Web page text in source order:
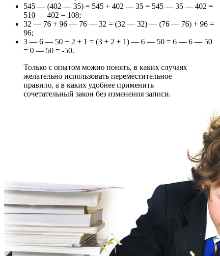
545 — (402 — 35) = 545 + 402 — 35 = 545 — 35 — 402 =
510 — 402 = 108;
32 — 76 + 96 — 76 — 32 = (32 — 32) — (76 — 76) + 96 =
96;
3 — 6 — 50 + 2 + 1 = (3 + 2 + 1) — 6 — 50 = 6 — 6 — 50
= 0 — 50 = -50.
Только с опытом можно понять, в каких случаях
желательно использовать переместительное
правило, а в каких удобнее применить
сочетательный закон без изменения записи.